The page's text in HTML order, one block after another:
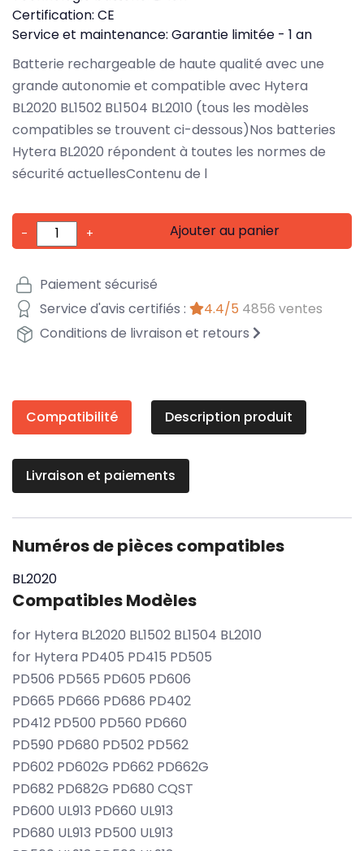
Certification: CE
Service et maintenance: Garantie limitée - 1 an
Batterie rechargeable de haute qualité avec une
grande autonomie et compatible avec Hytera
BL2020 BL1502 BL1504 BL2010 (tous les modèles
compatibles se trouvent ci-dessous)Nos batteries
Hytera BL2020 répondent à toutes les normes de
sécurité actuellesContenu de l
- + Ajouter au panier
Paiement sécurisé
Service d'avis certifiés :
4.4/5 4856 ventes
Conditions de livraison et retours
Compatibilité Description produit
Livraison et paiements
Numéros de pièces compatibles
BL2020
Compatibles Modèles
for Hytera BL2020 BL1502 BL1504 BL2010
for Hytera PD405 PD415 PD505
PD506 PD565 PD605 PD606
PD665 PD666 PD686 PD402
PD412 PD500 PD560 PD660
PD590 PD680 PD502 PD562
PD602 PD602G PD662 PD662G
PD682 PD682G PD680 CQST
PD600 UL913 PD660 UL913
PD680 UL913 PD500 UL913